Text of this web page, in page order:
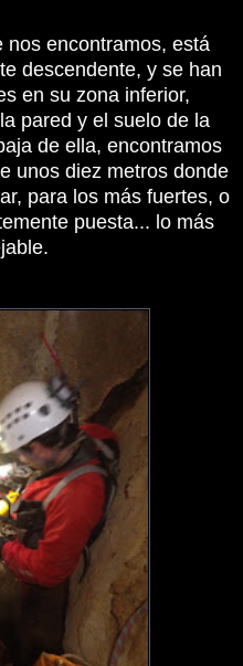
nos encontramos, está
descendente, y se han
en su zona inferior,
pared y el suelo de la
de ella, encontramos
unos diez metros donde
para los más fuertes, o
puesta... lo más